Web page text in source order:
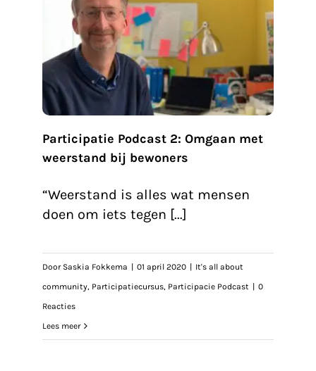
Participatie Podcast 2: Omgaan met
weerstand bij bewoners
“Weerstand is alles wat mensen
doen om iets tegen [...]
Door Saskia Fokkema 01 april 2020
It's all about
community, Participatiecursus, Participacie Podcast
0
Reacties
Lees meer